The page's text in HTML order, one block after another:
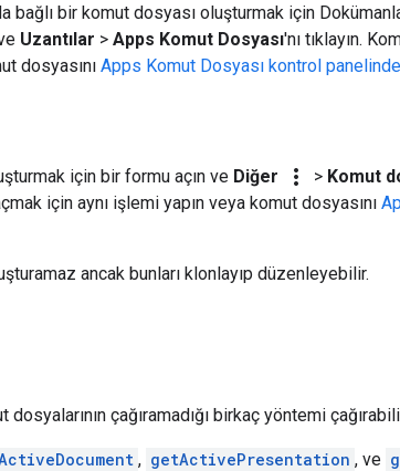
bağlı bir komut dosyası oluşturmak için
Uzantılar > Apps Komut Dosyası'nı tıklayın.
dosyasını Apps Komut Dosyası kontrol
için bir formu açın ve Diğer more_vert > Komut
için aynı işlemi yapın veya komut dosyasını
ancak bunları klonlayıp düzenleyebilir.
dosyalarının çağıramadığı birkaç yöntemi
, getActivePresentation , ve